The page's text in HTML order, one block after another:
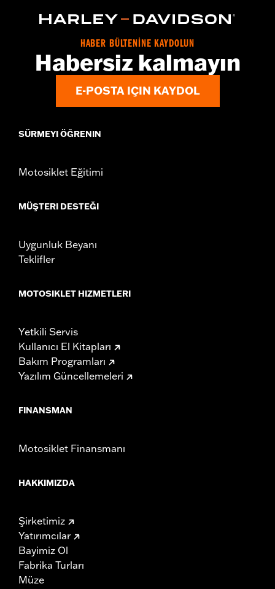
HABER BÜLTENİNE KAYDOLUN
Habersiz kalmayın
E-POSTA IÇIN KAYDOL
SÜRMEYI ÖĞRENIN
Motosiklet Eğitimi
MÜŞTERI DESTEĞI
Uygunluk Beyanı
Teklifler
MOTOSIKLET HIZMETLERI
Yetkili Servis
Kullanıcı El Kitapları
Bakım Programları
Yazılım Güncellemeleri
FINANSMAN
Motosiklet Finansmanı
HAKKIMIZDA
Şirketimiz
Yatırımcılar
Bayimiz Ol
Fabrika Turları
Müze